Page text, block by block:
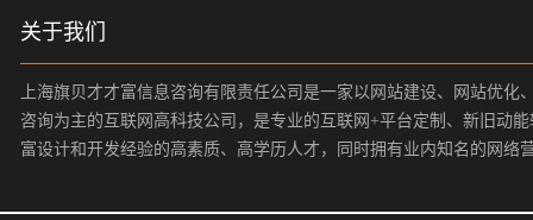
关于我们
上海旗贝才才富信息咨询有限责任公司是一家以网站建设、网站优
咨询为主的互联网高科技公司，是专业的互联网+平台定制、新旧动
富设计和开发经验的高素质、高学历人才，同时拥有业内知名的网络